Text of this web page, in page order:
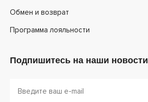
Обмен и возврат
Программа лояльности
Подпишитесь на наши новости